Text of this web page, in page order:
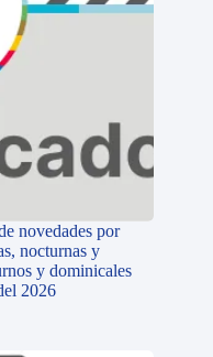
novedades por
nocturnas y
y dominicales
2026